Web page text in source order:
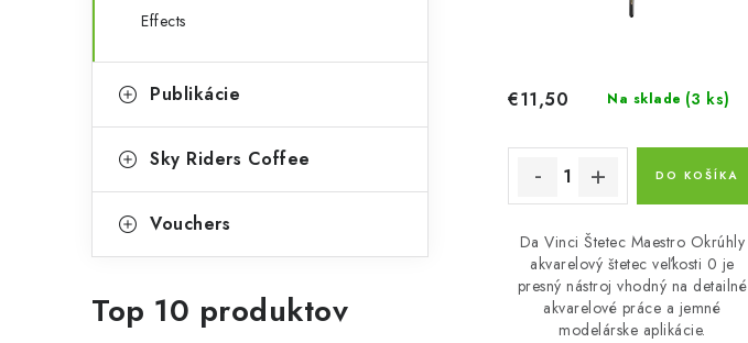
Effects
Publikácie
Sky Riders Coffee
Vouchers
Top 10 produktov
u
k
t
o
v
Na sklade (3 ks)
€11,50
DO KOŠÍKA
Da Vinci Štetec Maestro Okrúhly
akvarelový štetec veľkosti 0 je
presný nástroj vhodný na detailné
akvarelové práce a jemné
modelárske aplikácie.